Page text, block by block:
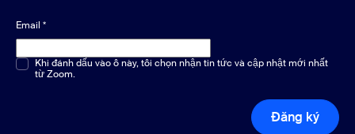
Email *
Chọn một hoặc nhiều phương án*
Khi đánh dấu vào ô này, tôi chọn nhận tin tức và cập nhật mới nhất
từ Zoom.
Đăng ký